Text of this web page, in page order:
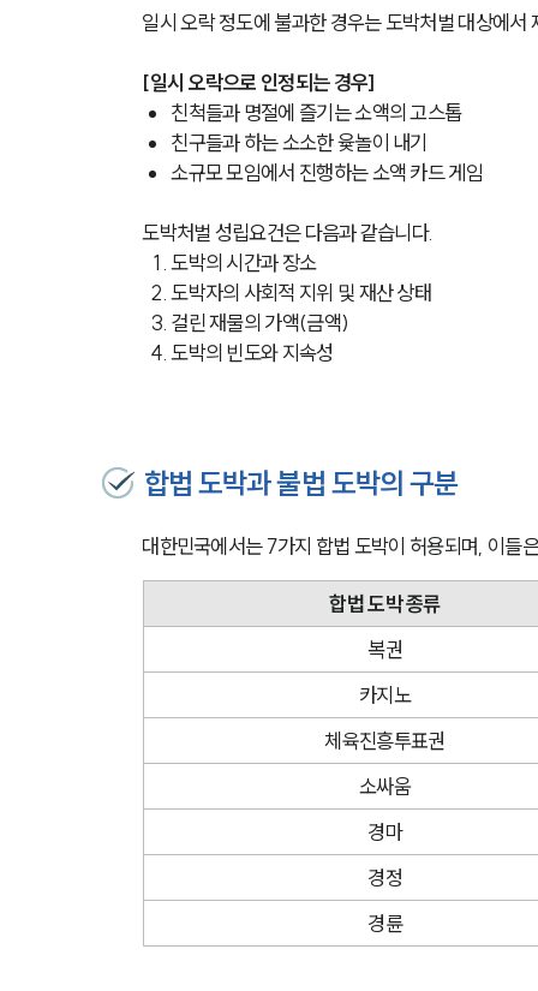
일시 오락 정도에 불과한 경우는 도박처벌 대상에서
[일시 오락으로 인정되는 경우]
친척들과 명절에 즐기는 소액의 고스톱
친구들과 하는 소소한 윷놀이 내기
소규모 모임에서 진행하는 소액 카드 게임
도박처벌 성립요건은 다음과 같습니다.
도박의 시간과 장소
도박자의 사회적 지위 및 재산 상태
걸린 재물의 가액(금액)
도박의 빈도와 지속성
합법 도박과 불법 도박의 구분
대한민국에서는 7가지 합법 도박이 허용되며, 이들
합법 도박 종류
복권
카지노
체육진흥투표권
소싸움
경마
경정
경륜